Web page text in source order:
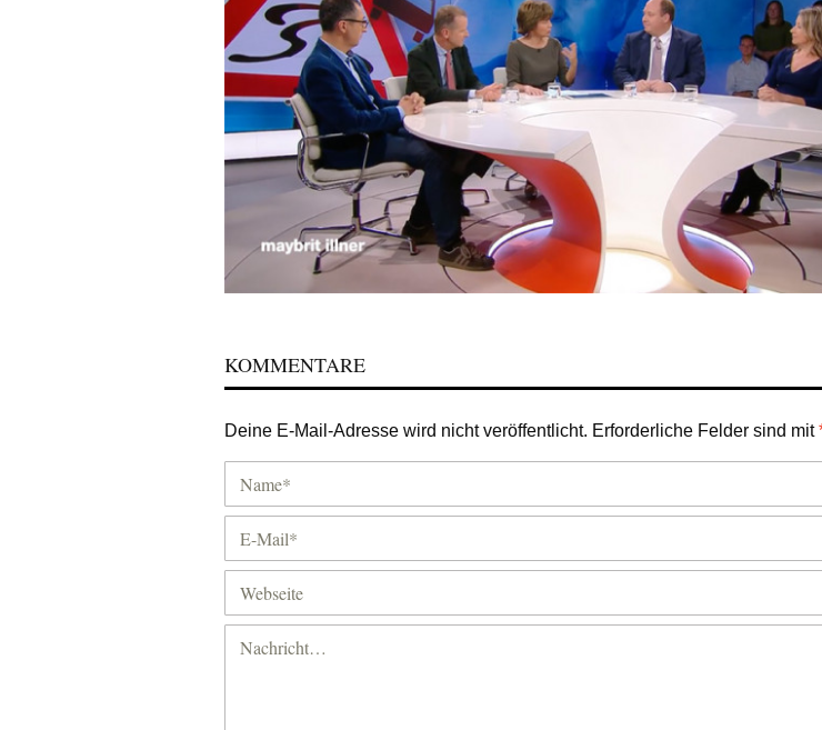
KOMMENTARE
Deine E-Mail-Adresse wird nicht veröffentlicht. Erforderliche Felder sind mit